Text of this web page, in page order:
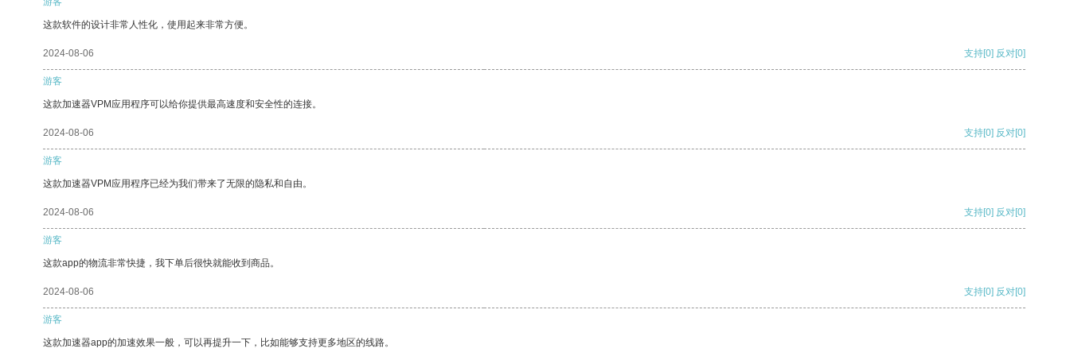
这款软件的设计非常人性化，使用起来非常方便。
2024-08-06 支持[0] 反对[0]
游客
这款加速器VPM应用程序可以给你提供最高速度和安全性的连接。
2024-08-06 支持[0] 反对[0]
游客
这款加速器VPM应用程序已经为我们带来了无限的隐私和自由。
2024-08-06 支持[0] 反对[0]
游客
这款app的物流非常快捷，我下单后很快就能收到商品。
2024-08-06 支持[0] 反对[0]
游客
这款加速器app的加速效果一般，可以再提升一下，比如能够支持更多地区的线路。